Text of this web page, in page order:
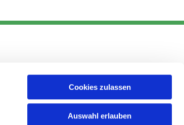
Cookies zulassen
Auswahl erlauben